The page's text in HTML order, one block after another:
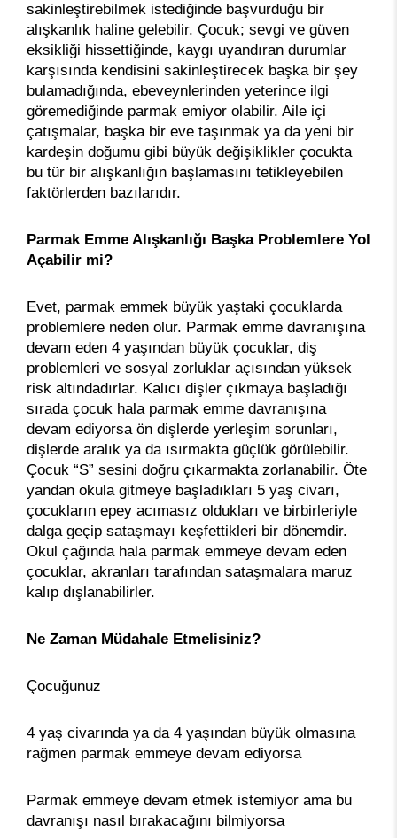
sakinleştirebilmek istediğinde başvurduğu bir
alışkanlık haline gelebilir. Çocuk; sevgi ve güven
eksikliği hissettiğinde, kaygı uyandıran durumlar
karşısında kendisini sakinleştirecek başka bir şey
bulamadığında, ebeveynlerinden yeterince ilgi
göremediğinde parmak emiyor olabilir. Aile içi
çatışmalar, başka bir eve taşınmak ya da yeni bir
kardeşin doğumu gibi büyük değişiklikler çocukta
bu tür bir alışkanlığın başlamasını tetikleyebilen
faktörlerden bazılarıdır.
Parmak Emme Alışkanlığı Başka Problemlere Yol
Açabilir mi?
Evet, parmak emmek büyük yaştaki çocuklarda
problemlere neden olur. Parmak emme davranışına
devam eden 4 yaşından büyük çocuklar, diş
problemleri ve sosyal zorluklar açısından yüksek
risk altındadırlar. Kalıcı dişler çıkmaya başladığı
sırada çocuk hala parmak emme davranışına
devam ediyorsa ön dişlerde yerleşim sorunları,
dişlerde aralık ya da ısırmakta güçlük görülebilir.
Çocuk “S” sesini doğru çıkarmakta zorlanabilir. Öte
yandan okula gitmeye başladıkları 5 yaş civarı,
çocukların epey acımasız oldukları ve birbirleriyle
dalga geçip sataşmayı keşfettikleri bir dönemdir.
Okul çağında hala parmak emmeye devam eden
çocuklar, akranları tarafından sataşmalara maruz
kalıp dışlanabilirler.
Ne Zaman Müdahale Etmelisiniz?
Çocuğunuz
4 yaş civarında ya da 4 yaşından büyük olmasına
rağmen parmak emmeye devam ediyorsa
Parmak emmeye devam etmek istemiyor ama bu
davranışı nasıl bırakacağını bilmiyorsa